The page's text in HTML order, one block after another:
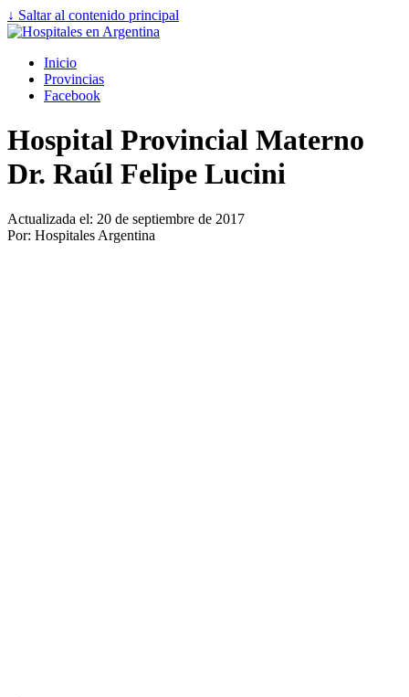
↓ Saltar al contenido principal
Inicio
Provincias
Facebook
Hospital Provincial Materno
Dr. Raúl Felipe Lucini
Actualizada el: 20 de septiembre de 2017
Por: Hospitales Argentina